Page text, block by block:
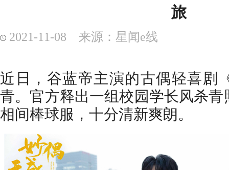
旅
2021-11-08 来源：星闻e线
近 日，谷蓝帝主演的古偶轻喜剧
青。官方释出一组校园学长风杀
相间棒球服，十分清新爽朗。